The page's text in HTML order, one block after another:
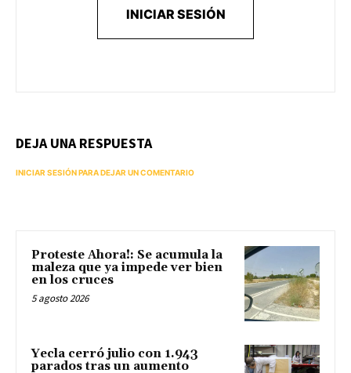
INICIAR SESIÓN
DEJA UNA RESPUESTA
INICIAR SESIÓN PARA DEJAR UN COMENTARIO
Proteste Ahora!: Se acumula la
maleza que ya impede ver bien
en los cruces
5 agosto 2026
Yecla cerró julio con 1.943
parados tras un aumento